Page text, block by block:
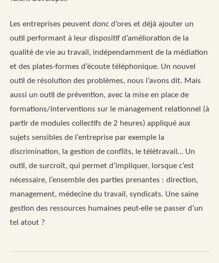
Les entreprises peuvent donc d’ores et déjà ajouter un
outil performant à leur dispositif d’amélioration de la
qualité de vie au travail, indépendamment de la médiation
et des plates-formes d’écoute téléphonique. Un nouvel
outil de résolution des problèmes, nous l’avons dit. Mais
aussi un outil de prévention, avec la mise en place de
formations/interventions sur le management relationnel (à
partir de modules collectifs de 2 heures) appliqué aux
sujets sensibles de l’entreprise par exemple la
discrimination, la gestion de conflits, le télétravail… Un
outil, de surcroît, qui permet d’impliquer, lorsque c’est
nécessaire, l’ensemble des parties prenantes : direction,
management, médecine du travail, syndicats. Une saine
gestion des ressources humaines peut-elle se passer d’un
tel atout ?